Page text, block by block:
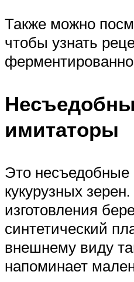
Также можно
чтобы узнать
имитаторы
Это несъедобные
кукурузных
изготовления
синтетический
внешнему виду
напоминает